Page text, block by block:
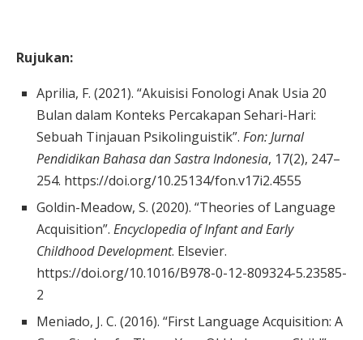
Rujukan:
Aprilia, F. (2021). “Akuisisi Fonologi Anak Usia 20
Bulan dalam Konteks Percakapan Sehari-Hari:
Sebuah Tinjauan Psikolinguistik”. Fon: Jurnal
Pendidikan Bahasa dan Sastra Indonesia, 17(2), 247–
254. https://doi.org/10.25134/fon.v17i2.4555
Goldin-Meadow, S. (2020). “Theories of Language
Acquisition”. Encyclopedia of Infant and Early
Childhood Development. Elsevier.
https://doi.org/10.1016/B978-0-12-809324-5.23585-
2
Meniado, J. C. (2016). “First Language Acquisition: A